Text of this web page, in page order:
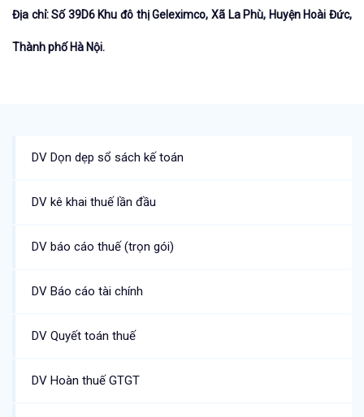
Địa chỉ:Số 39D6 Khu đô thị Geleximco, Xã La Phù, Huyện Hoài Đức,
Thành phố Hà Nội.
DV Dọn dẹp sổ sách kế toán
DV kê khai thuế lần đầu
DV báo cáo thuế (trọn gói)
DV Báo cáo tài chính
DV Quyết toán thuế
DV Hoàn thuế GTGT